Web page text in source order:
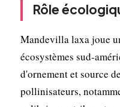
Rôle
Mandevilla laxa joue
écosystèmes sud-
d'ornement et source
pollinisateurs,